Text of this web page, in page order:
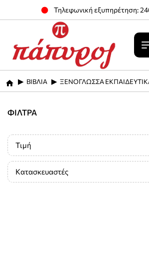
Τηλεφωνική εξυπηρέτηση:
home
ΒΙΒΛΙΑ ΞΕΝΟΓΛΩΣΣΑ
ΦΊΛΤΡΑ
Τιμή
Κατασκευαστές